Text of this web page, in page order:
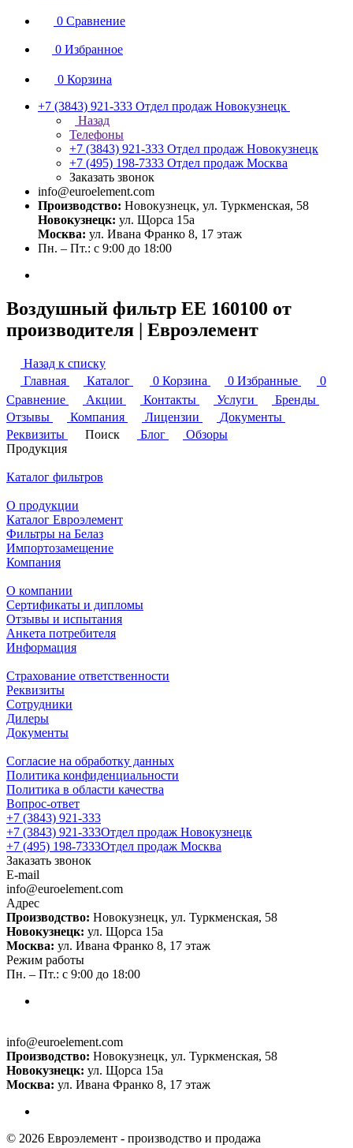
0 Сравнение
0 Избранное
0 Корзина
+7 (3843) 921-333 Отдел продаж Новокузнецк
Назад
Телефоны
+7 (3843) 921-333 Отдел продаж Новокузнецк
+7 (495) 198-7333 Отдел продаж Москва
Заказать звонок
info@euroelement.com
Производство: Новокузнецк, ул. Туркменская, 58
Новокузнецк: ул. Щорса 15а
Москва: ул. Ивана Франко 8, 17 этаж
Пн. – Пт.: с 9:00 до 18:00
Воздушный фильтр ЕЕ 160100 от
производителя | Евроэлемент
Назад к списку
Главная
Каталог 0 Корзина 0 Избранные
0
Сравнение
Акции Контакты Услуги
Бренды
Отзывы
Компания Лицензии
Документы
Реквизиты
Поиск Блог
Обзоры
Продукция
Каталог фильтров
О продукции
Каталог Евроэлемент
Фильтры на Белаз
Импортозамещение
Компания
О компании
Сертификаты и дипломы
Отзывы и испытания
Анкета потребителя
Информация
Страхование ответственности
Реквизиты
Сотрудники
Дилеры
Документы
Согласие на обработку данных
Политика конфиденциальности
Политика в области качества
Вопрос-ответ
+7 (3843) 921-333
+7 (3843) 921-333Отдел продаж Новокузнецк
+7 (495) 198-7333Отдел продаж Москва
Заказать звонок
E-mail
info@euroelement.com
Адрес
Производство: Новокузнецк, ул. Туркменская, 58
Новокузнецк: ул. Щорса 15а
Москва: ул. Ивана Франко 8, 17 этаж
Режим работы
Пн. – Пт.: с 9:00 до 18:00
info@euroelement.com
Производство: Новокузнецк, ул. Туркменская, 58
Новокузнецк: ул. Щорса 15а
Москва: ул. Ивана Франко 8, 17 этаж
© 2026 Евроэлемент - производство и продажа